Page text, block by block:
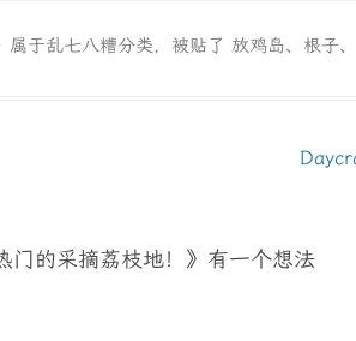
属于乱七八糟分类，被贴了放鸡岛、 根子、
的采摘荔枝地！ 》有一个想法